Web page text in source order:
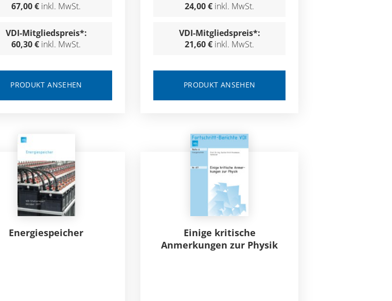
67,00 € inkl. MwSt.
VDI-Mitgliedspreis*:
60,30 € inkl. MwSt.
PRODUKT ANSEHEN
24,00 € inkl. MwSt.
VDI-Mitgliedspreis*:
21,60 € inkl. MwSt.
PRODUKT ANSEHEN
Energiespeicher
Einige kritische
Anmerkungen zur Physik